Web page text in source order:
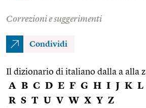
Correzioni e suggerimenti
Condividi
Il dizionario di italiano dalla a alla z
A B C D E F G H I J K L
R S T U V W X Y Z